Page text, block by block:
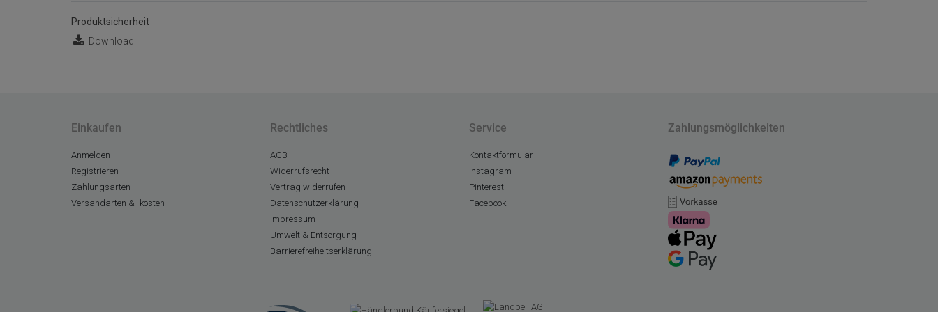
Produktsicherheit
Download
Einkaufen
Anmelden
Registrieren
Zahlungsarten
Versandarten & -kosten
Rechtliches
AGB
Widerrufsrecht
Vertrag widerrufen
Datenschutzerklärung
Impressum
Umwelt & Entsorgung
Barrierefreiheitserklärung
Service
Kontaktformular
Instagram
Pinterest
Facebook
Zahlungsmöglichkeiten